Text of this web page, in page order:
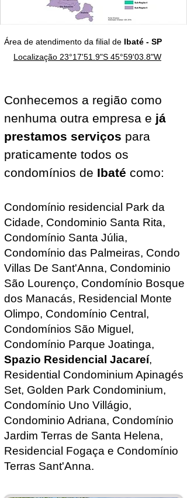
Área de atendimento da filial de Ibaté - SP
Localização 23°17'51.9"S 45°59'03.8"W
Conhecemos a região como
nenhuma outra empresa e já
prestamos serviços para
praticamente todos os
condomínios de Ibaté como:
Condomínio residencial Park da
Cidade, Condominio Santa Rita,
Condomínio Santa Júlia,
Condomínio das Palmeiras, Condo
Villas De Sant'Anna, Condominio
São Lourenço, Condomínio Bosque
dos Manacás, Residencial Monte
Olimpo, Condomínio Central,
Condomínios São Miguel,
Condomínio Parque Joatinga,
Spazio Residencial Jacareí,
Residential Condominium Apinagés
Set, Golden Park Condominium,
Condomínio Uno Villágio,
Condominio Adriana, Condomínio
Jardim Terras de Santa Helena,
Residencial Fogaça e Condomínio
Terras Sant'Anna.